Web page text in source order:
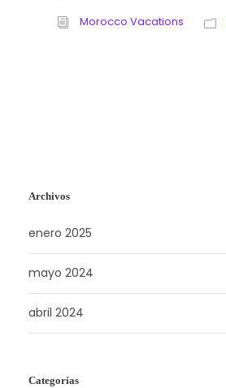
Morocco Vacations
Archivos
enero 2025
mayo 2024
abril 2024
Categorías